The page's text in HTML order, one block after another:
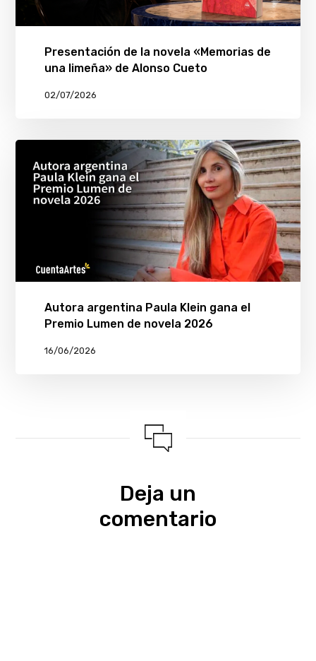
Presentación de la novela «Memorias de
una limeña» de Alonso Cueto
02/07/2026
Autora argentina Paula Klein gana el
Premio Lumen de novela 2026
16/06/2026
Deja un
comentario